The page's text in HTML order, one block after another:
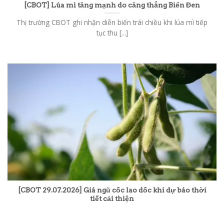
[CBOT] Lúa mì tăng mạnh do căng thẳng Biển Đen
Thị trường CBOT ghi nhận diễn biến trái chiều khi lúa mì tiếp
tục thu [...]
[CBOT 29.07.2026] Giá ngũ cốc lao dốc khi dự báo thời
tiết cải thiện